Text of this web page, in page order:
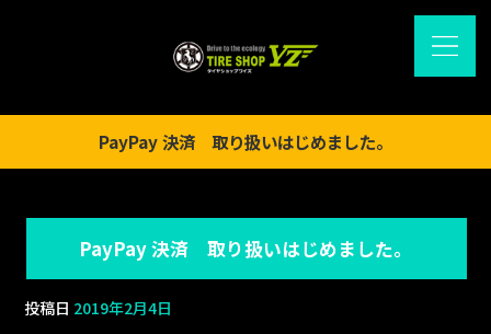
PayPay 決済 取り扱いはじめました。
PayPay 決済 取り扱いはじめました。
投稿日 2019年2月4日